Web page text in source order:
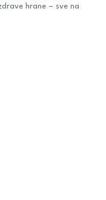
hrane – sve na